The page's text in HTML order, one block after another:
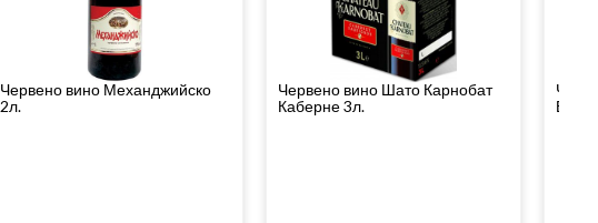
Червено вино Механджийско
2л.
Червено вино Шато Карнобат
Каберне 3л.